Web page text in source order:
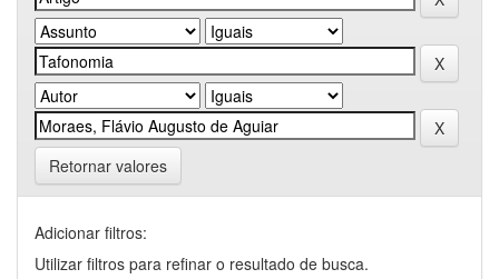
Retornar valores
Adicionar filtros:
Utilizar filtros para refinar o resultado de busca.